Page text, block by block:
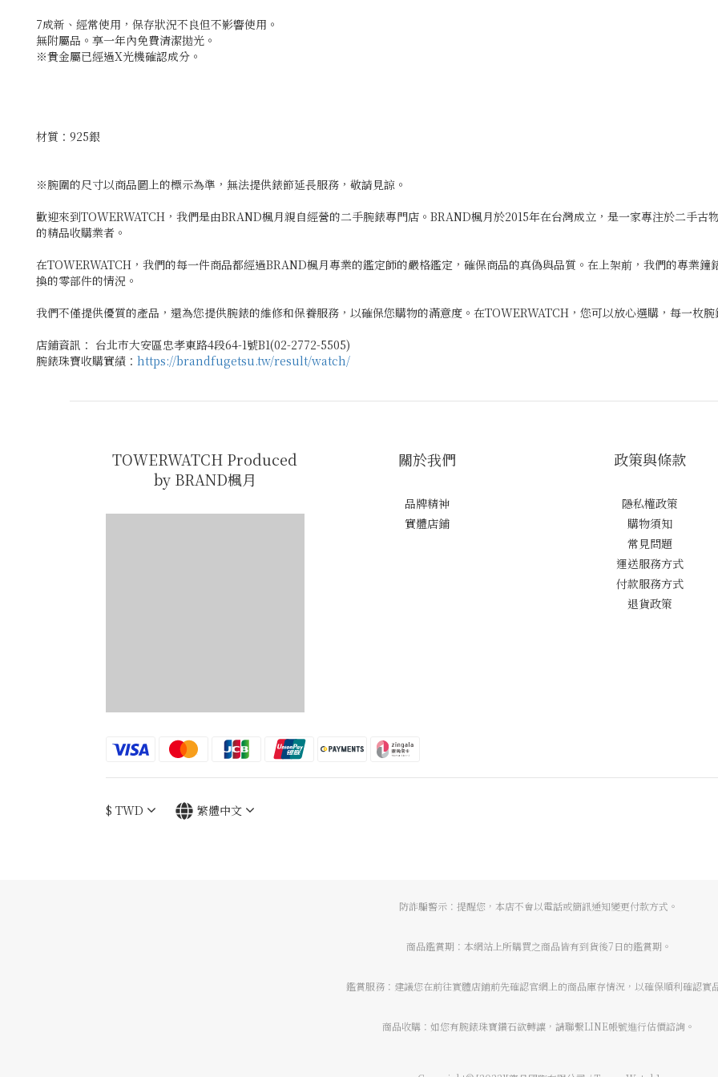
7成新、經常使用，保存狀況不良但不影響使用。
無附屬品。享一年內免費清潔拋光。
※貴金屬已經過X光機確認成分。
材質：925銀
※腕圍的尺寸以商品圖上的標示為準，無法提供錶節延長服務，敬請見諒。
歡迎來到TOWERWATCH，我們是由BRAND楓月親自經營的二手腕錶專門店。BRAND楓月於2015年在台灣成立，是一家專注於二手
的精品收購業者。
在TOWERWATCH，我們的每一件商品都經過BRAND楓月專業的鑑定師的嚴格鑑定，確保商品的真偽與品質。在上架前，我們的專業
換的零部件的情況。
我們不僅提供優質的產品，還為您提供腕錶的維修和保養服務，以確保您購物的滿意度。在TOWERWATCH，您可以放心選購，每一枚
店鋪資訊： 台北市大安區忠孝東路4段64-1號B1(02-2772-5505)
腕錶珠寶收購實績： https://brandfugetsu.tw/result/watch/
TOWERWATCH Produced
by BRAND楓月
關於我們
品牌精神
實體店鋪
政策與條款
隱私權政策
購物須知
常見問題
運送服務方式
付款服務方式
退貨政策
$ TWD 繁體中文
防詐騙警示：提醒您，本店不會以電話或簡訊通知變更付款方式。
商品鑑賞期：本網站上所購買之商品皆有到貨後7日的鑑賞期。
鑑賞服務：建議您在前往實體店鋪前先確認官網上的商品庫存情況，以確保順利確認實
商品收購：如您有腕錶珠寶鑽石欲轉讓，請聯繫LINE帳號進行估價諮詢。